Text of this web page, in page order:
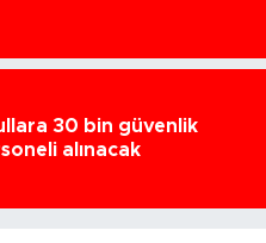
30 bin güvenlik
alınacak